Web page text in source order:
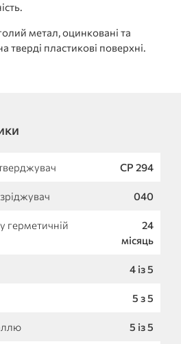
метал, оцинковані та
тверді пластикові поверхні.
CP 294
040
герметичній
24
місяць
4 із 5
5 з 5
5 із 5